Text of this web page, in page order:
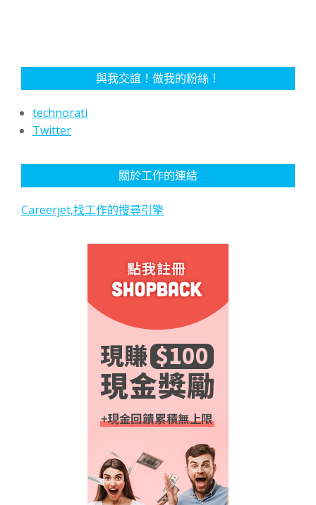
與我交誼！做我的粉絲！
technorati
Twitter
關於工作的連結
Careerjet,找工作的搜尋引擎